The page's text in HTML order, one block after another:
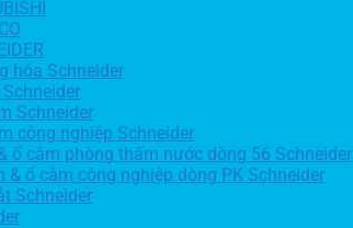
hóa Schneider
Schneider
công nghiệp Schneider
ổ cắm phòng thấm nước dòng 56 Schneider
& ổ cắm công nghiệp dòng PK Schneider
Schneider